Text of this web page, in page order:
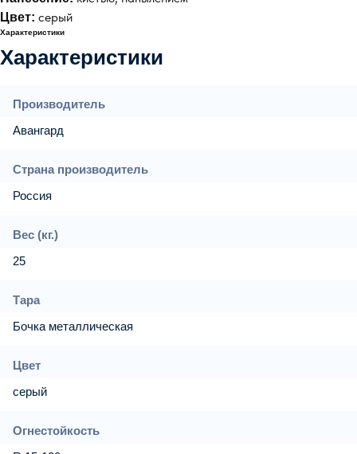
Цвет: серый
Характеристики
Характеристики
Производитель
Авангард
Страна производитель
Россия
Вес (кг.)
25
Тара
Бочка металлическая
Цвет
серый
Огнестойкость